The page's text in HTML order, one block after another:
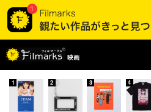
映画
1 2 3 4